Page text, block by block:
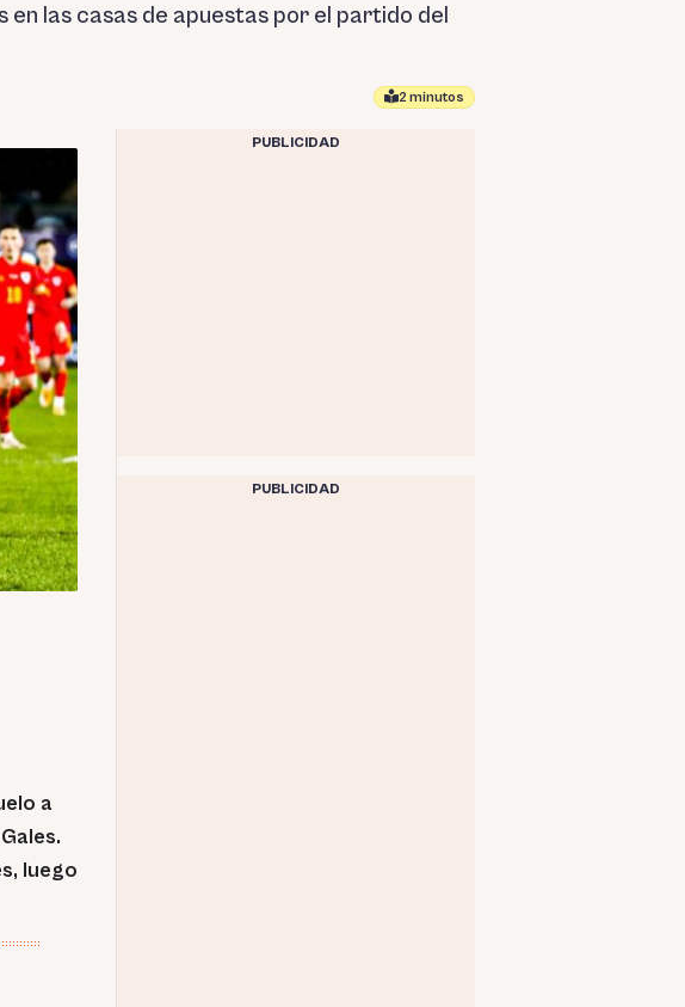
en las casas de apuestas por el partido del
2 minutos
a
luego
PUBLICIDAD
PUBLICIDAD